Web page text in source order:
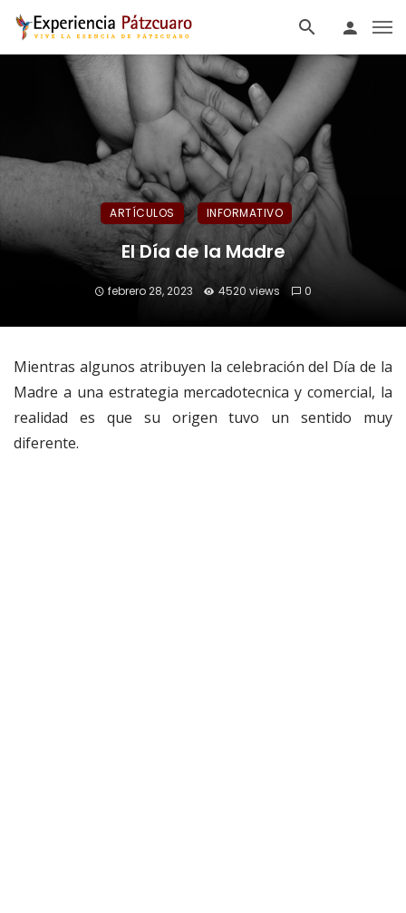
ARTÍCULOS INFORMATIVO
El Día de la Madre
febrero 28, 2023 4520 views 0
Mientras algunos atribuyen la celebración del Día de la
Madre a una estrategia mercadotecnica y comercial, la
realidad es que su origen tuvo un sentido muy
diferente.